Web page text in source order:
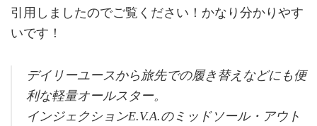
引用しましたのでご覧ください！かなり分かりやす
いです！
デイリーユースから旅先での履き替えなどにも便
利な軽量オールスター。
インジェクションE.V.A.のミッドソール・アウト